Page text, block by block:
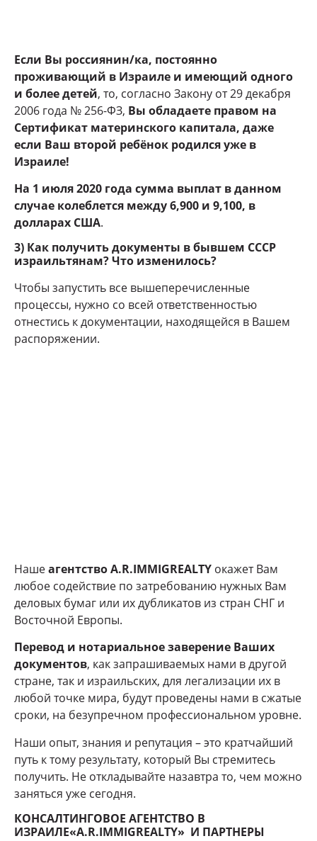
Если Вы россиянин/ка, постоянно
проживающий в Израиле и имеющий одного
и более детей, то, согласно Закону от 29 декабря
2006 года № 256-ФЗ, Вы обладаете правом на
Сертификат материнского капитала, даже
если Ваш второй ребёнок родился уже в
Израиле!
На 1 июля 2020 года сумма выплат в данном
случае колеблется между 6,900 и 9,100, в
долларах США.
3) Как получить документы в бывшем СССР
израильтянам? Что изменилось?
Чтобы запустить все вышеперечисленные
процессы, нужно со всей ответственностью
отнестись к документации, находящейся в Вашем
распоряжении.
НашеагентствоA.R.IMMIGREALTY окажет Вам
любое содействие по затребованию нужных Вам
деловых бумаг или их дубликатов из стран СНГ и
Восточной Европы.
Перевод и нотариальное заверение Ваших
документов, как запрашиваемых нами в другой
стране, так и израильских, для легализации их в
любой точке мира, будут проведены нами в сжатые
сроки, на безупречном профессиональном уровне.
Наши опыт, знания и репутация – это кратчайший
путь к тому результату, который Вы стремитесь
получить. Не откладывайте назавтра то, чем можно
заняться уже сегодня.
КОНСАЛТИНГОВОЕ АГЕНТСТВО В
ИЗРАИЛЕ«A.R.IMMIGREALTY» И ПАРТНЕРЫ